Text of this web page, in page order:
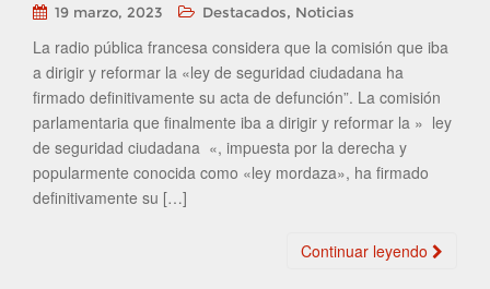
19 marzo, 2023 Destacados, Noticias
La radio pública francesa considera que la comisión que iba
a dirigir y reformar la «ley de seguridad ciudadana ha
firmado definitivamente su acta de defunción”. La comisión
parlamentaria que finalmente iba a dirigir y reformar la » ley
de seguridad ciudadana «, impuesta por la derecha y
popularmente conocida como «ley mordaza», ha firmado
definitivamente su […]
Continuar leyendo